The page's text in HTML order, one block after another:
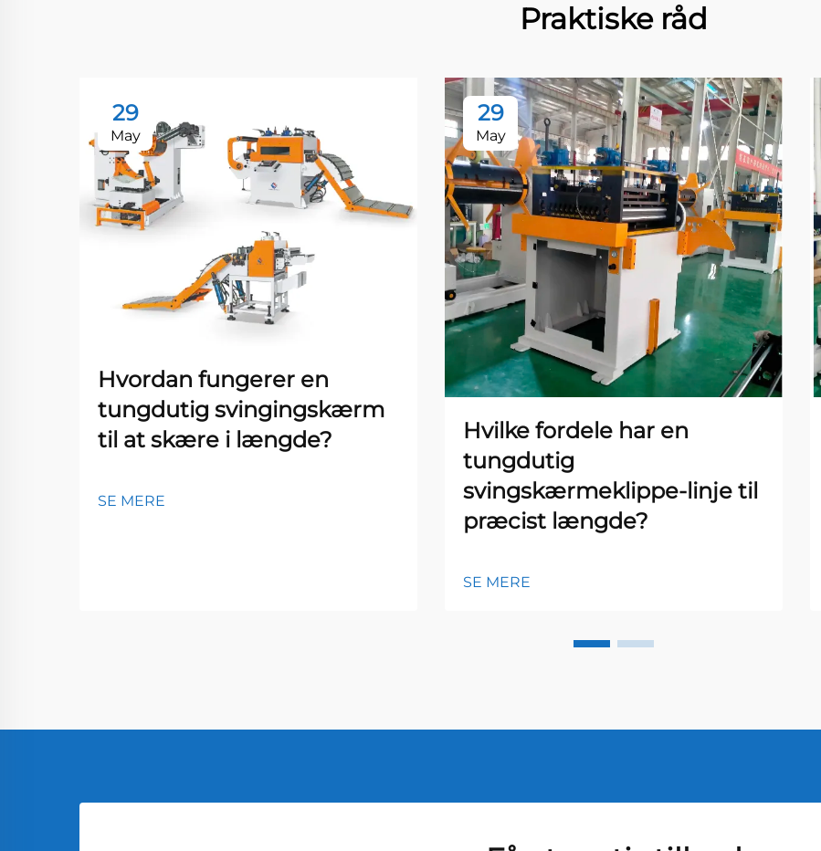
Praktiske råd
29
May
Hvordan fungerer en
tungdutig svingingskærm
til at skære i længde?
SE MERE
29
May
Hvilke fordele har en
tungdutig
svingskærmeklippe-linje til
præcist længde?
SE MERE